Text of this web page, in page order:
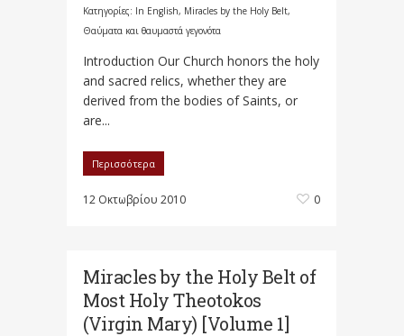
Κατηγορίες: In English, Miracles by the Holy Belt,
Θαύματα και θαυμαστά γεγονότα
Introduction Our Church honors the holy
and sacred relics, whether they are
derived from the bodies of Saints, or
are...
Περισσότερα
12 Οκτωβρίου 2010 0
Miracles by the Holy Belt of
Most Holy Theotokos
(Virgin Mary) [Volume 1]